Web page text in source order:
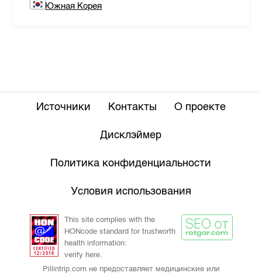
Южная Корея
Источники Контакты О проекте
Дисклэймер
Политика конфиденциальности
Условия использования
This site complies with the
HONcode standard for trustworth
health information:
verify here.
Pillintrip.com не предоставляет медицинские или